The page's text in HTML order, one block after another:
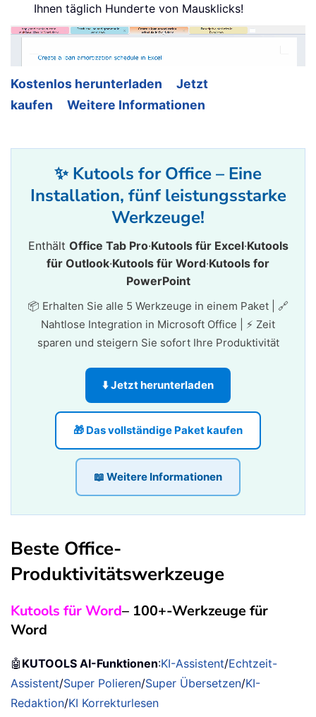
Ihnen täglich Hunderte von Mausklicks!
Kostenlos herunterladen
Jetzt
kaufen
Weitere Informationen
✨ Kutools for Office – Eine
Installation, fünf leistungsstarke
Werkzeuge!
Enthält Office Tab Pro·Kutools für Excel·Kutools
für Outlook·Kutools für Word·Kutools for
PowerPoint
📦 Erhalten Sie alle 5 Werkzeuge in einem Paket | 🔗
Nahtlose Integration in Microsoft Office | ⚡ Zeit
sparen und steigern Sie sofort Ihre Produktivität
⬇️ Jetzt herunterladen
🎁 Das vollständige Paket kaufen
📖 Weitere Informationen
Beste Office-
Produktivitätswerkzeuge
Kutools für Word– 100+-Werkzeuge für
Word
🤖 KUTOOLS AI-Funktionen:KI-Assistent/Echtzeit-
Assistent/Super Polieren/Super Übersetzen/KI-
Redaktion/KI Korrekturlesen